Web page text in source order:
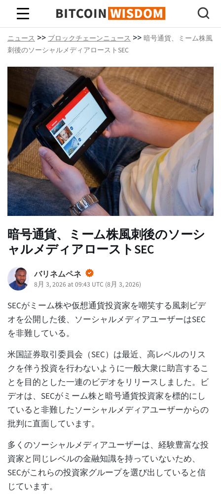
ビットコインの知恵
ニュース >> ブロックチェーンニュース >> 暗号通貨、ミーム株風
刺後のソーシャルメディアローストSEC
暗号通貨、ミーム株風刺後のソーシ
ャルメディアローストSEC
バリネムペネ
8月 3, 2026 at 09:43 UTC (8月 3, 2026)
SECがミーム株や仮想通貨投資家を嘲笑する風刺ビデ
オを公開した後、ソーシャルメディアユーザーはSEC
を非難している。
米国証券取引委員会（SEC）は最近、高レベルのリス
クを伴う投資を行わないように一般大衆に助言するこ
とを目的とした一連のビデオをリリースしました。ビ
デオは、SECがミーム株と暗号通貨投資家を標的にし
ていると非難したソーシャルメディアユーザーからの
批判に直面しています。
多くのソーシャルメディアユーザーは、経験豊富な投
資家と同じレベルの金融知識を持っていないため、
SECがこれらの投資家グループを選び出していると信
じています。